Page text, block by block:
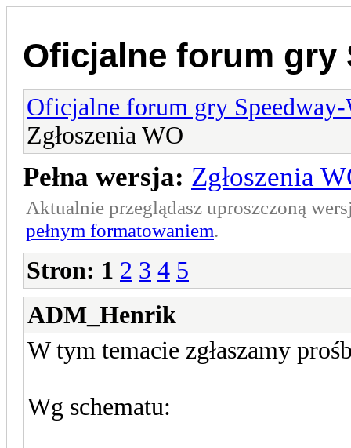
Oficjalne forum gry
Oficjalne forum gry
Zgłoszenia WO
Pełna wersja: Zgłoszenia
Aktualnie przeglądasz uproszczoną
pełnym formatowaniem.
Stron: 1 2 3 4 5
ADM_Henrik
W tym temacie zgłaszamy
Wg schematu: